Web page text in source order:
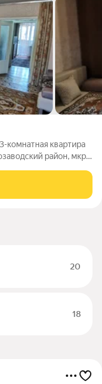
комнaтная квaртиpa
район, мкр
- 11.3 м2, 11.7 м2 и
20
18